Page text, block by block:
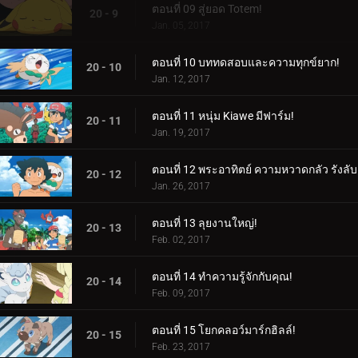
20 - 9 ตอนที่ 09 สู่ยอด Totem!
Jan. 05, 2017
20 - 10 ตอนที่ 10 บททดสอบและความทุกข์ยาก!
Jan. 12, 2017
20 - 11 ตอนที่ 11 หนุ่ม Kiawe มีฟาร์ม!
Jan. 19, 2017
20 - 12 ตอนที่ 12 พระอาทิตย์ ความหวาดกลัว รังลั
Jan. 26, 2017
20 - 13 ตอนที่ 13 ลุยงานใหญ่!
Feb. 02, 2017
20 - 14 ตอนที่ 14 ทำความรู้จักกับคุณ!
Feb. 09, 2017
20 - 15 ตอนที่ 15 โยกคลอว์มาร์กฮิลล์!
Feb. 23, 2017